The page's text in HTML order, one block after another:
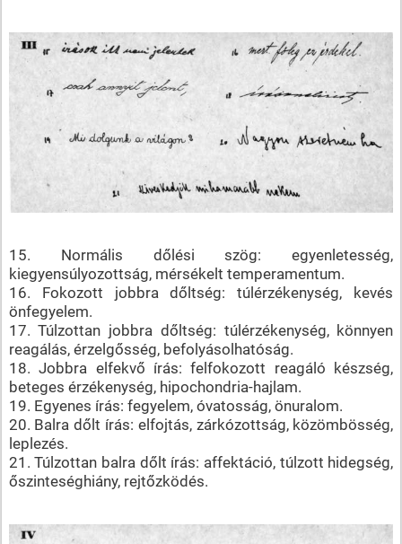
15. Normális dőlési szög: egyenletesség,
kiegyensúlyozottság, mérsékelt temperamentum.
16. Fokozott jobbra dőltség: túlérzékenység, kevés
önfegyelem.
17. Túlzottan jobbra dőltség: túlérzékenység, könnyen
reagálás, érzelgősség, befolyásolhatóság.
18. Jobbra elfekvő írás: felfokozott reagáló készség,
beteges érzékenység, hipochondria-hajlam.
19. Egyenes írás: fegyelem, óvatosság, önuralom.
20. Balra dőlt írás: elfojtás, zárkózottság, közömbösség,
leplezés.
21. Túlzottan balra dőlt írás: affektáció, túlzott hidegség,
őszinteséghiány, rejtőzködés.